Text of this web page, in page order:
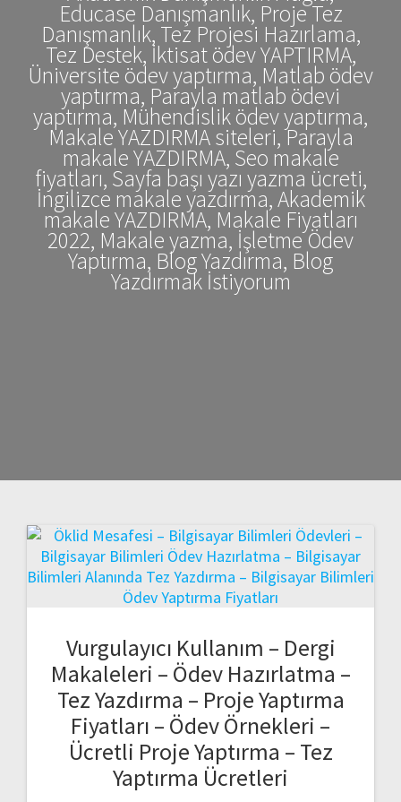
Educase Danışmanlık, Proje Tez
Danışmanlık, Tez Projesi Hazırlama,
Tez Destek, İktisat ödev YAPTIRMA,
Üniversite ödev yaptırma, Matlab ödev
yaptırma, Parayla matlab ödevi
yaptırma, Mühendislik ödev yaptırma,
Makale YAZDIRMA siteleri, Parayla
makale YAZDIRMA, Seo makale
fiyatları, Sayfa başı yazı yazma ücreti,
İngilizce makale yazdırma, Akademik
makale YAZDIRMA, Makale Fiyatları
2022, Makale yazma, İşletme Ödev
Yaptırma, Blog Yazdırma, Blog
Yazdırmak İstiyorum
Vurgulayıcı Kullanım – Dergi
Makaleleri – Ödev Hazırlatma –
Tez Yazdırma – Proje Yaptırma
Fiyatları – Ödev Örnekleri –
Ücretli Proje Yaptırma – Tez
Yaptırma Ücretleri